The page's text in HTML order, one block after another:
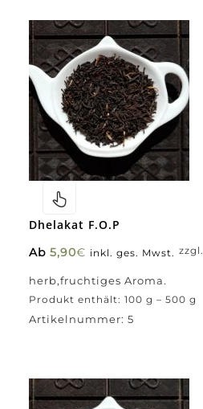
Dhelakat F.O.P
Ab 5,90€ inkl. ges. Mwst.
herb,fruchtiges Aroma.
zzgl.
Produkt enthält: 100 g – 500 g
Artikelnummer: 5